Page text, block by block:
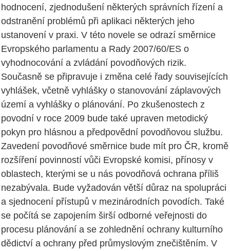
hodnocení, zjednodušení některých správních řízení a
odstranění problémů při aplikaci některých jeho
ustanovení v praxi. V této novele se odrazí směrnice
Evropského parlamentu a Rady 2007/60/ES o
vyhodnocování a zvládání povodňových rizik.
Současně se připravuje i změna celé řady souvisejících
vyhlášek, včetně vyhlášky o stanovování záplavových
území a vyhlášky o plánování. Po zkušenostech z
povodní v roce 2009 bude také upraven metodický
pokyn pro hlásnou a předpovědní povodňovou službu.
Zavedení povodňové směrnice bude mít pro ČR, kromě
rozšíření povinností vůči Evropské komisi, přínosy v
oblastech, kterými se u nás povodňová ochrana příliš
nezabývala. Bude vyžadován větší důraz na spolupráci
a sjednocení přístupů v mezinárodních povodích. Také
se počítá se zapojením širší odborné veřejnosti do
procesu plánování a se zohlednění ochrany kulturního
dědictví a ochrany před průmyslovým znečištěním. V